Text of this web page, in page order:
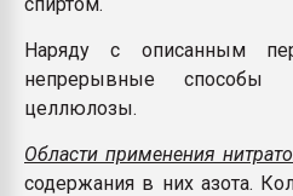
Наряду с описанным
непрерывные способы
целлюлозы.
Области применения
содержания в них азота.